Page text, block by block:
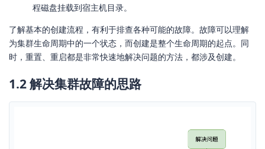
程磁盘挂载到宿主机目录。
了解基本的创建流程，有利于排查各种可能的故障。故障可以理解
为集群生命周期中的一个状态，而创建是整个生命周期的起点。同
时，重置、重启都是非常快速地解决问题的方法，都涉及创建。
1.2 解决集群故障的思路